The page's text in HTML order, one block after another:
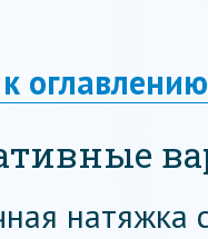
оглавлению
натяжка